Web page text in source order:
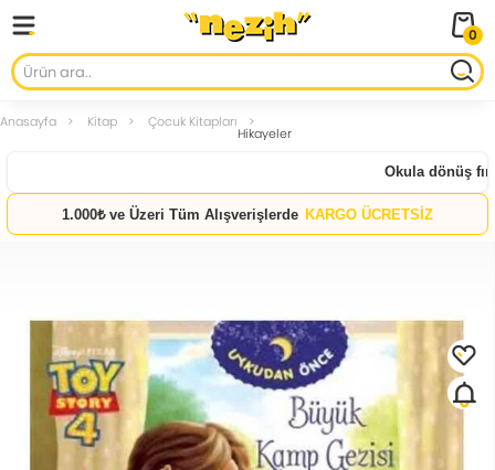
0
Anasayfa Kitap Çocuk Kitapları
Hikayeler
Okula dönüş
1.000₺ ve Üzeri Tüm Alışverişlerde KARGO ÜCRETSİZ